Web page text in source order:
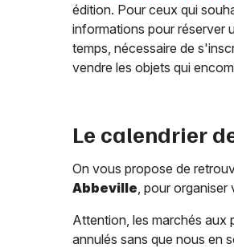
édition. Pour ceux qui
informations pour réserver
temps, nécessaire de
vendre les objets qui
Le calendrier
On vous propose de
Abbeville, pour organiser
Attention, les marchés aux
annulés sans que nous en